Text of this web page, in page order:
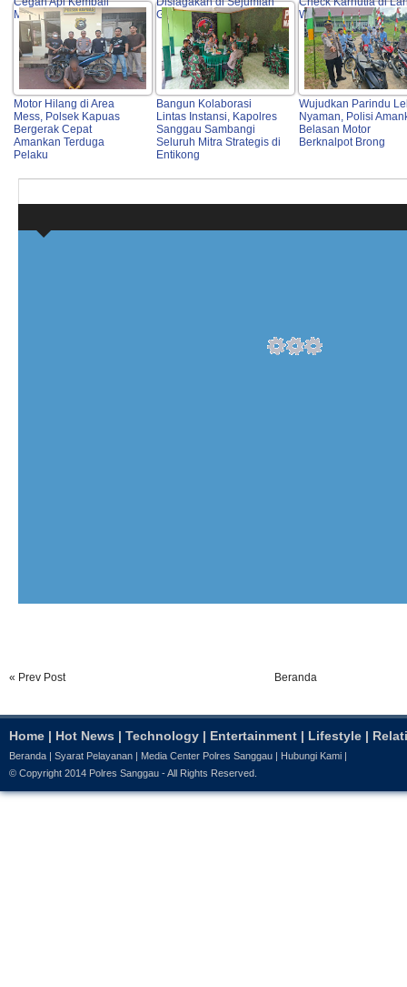
Meluas
Gereja Kota
Warga
Motor Hilang di Area
Mess, Polsek Kapuas
Bergerak Cepat
Amankan Terduga
Pelaku
Bangun Kolaborasi
Lintas Instansi, Kapolres
Sanggau Sambangi
Seluruh Mitra Strategis di
Entikong
Wujudkan Parindu
Nyaman, Polisi
Belasan Motor
Berknalpot Brong
« Prev Post Beranda
Home | Hot News | Technology | Entertainment | Lifestyle |
Beranda Syarat Pelayanan Media Center Polres Sanggau Hubungi Kami
© Copyright 2014 Polres Sanggau - All Rights Reserved.